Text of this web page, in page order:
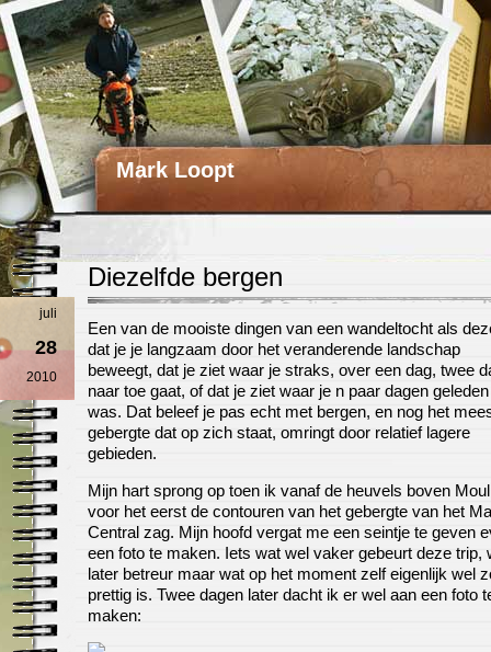
Mark Loopt
Diezelfde bergen
juli
28
2010
Een van de mooiste dingen van een wandeltocht als
dat je je langzaam door het veranderende landschap
beweegt, dat je ziet waar je straks, over een dag, twee
naar toe gaat, of dat je ziet waar je n paar dagen
was. Dat beleef je pas echt met bergen, en nog het
gebergte dat op zich staat, omringt door relatief lagere
gebieden.
Mijn hart sprong op toen ik vanaf de heuvels boven
voor het eerst de contouren van het gebergte van het
Central zag. Mijn hoofd vergat me een seintje te geven
een foto te maken. Iets wat wel vaker gebeurt deze trip,
later betreur maar wat op het moment zelf eigenlijk wel
prettig is. Twee dagen later dacht ik er wel aan een foto
maken: